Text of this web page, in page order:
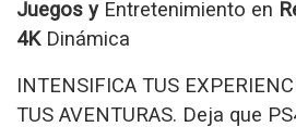
Juegos y Entretenimiento en
4K Dinámica
INTENSIFICA TUS
TUS AVENTURAS. Deja que